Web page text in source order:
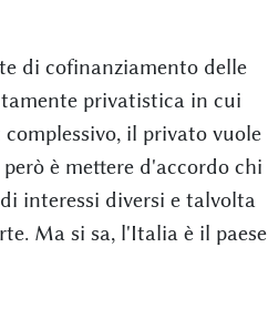
di cofinanziamento delle
privatistica in cui
il privato vuole
è mettere d'accordo chi
interessi diversi e talvolta
Ma si sa, l'Italia è il paese